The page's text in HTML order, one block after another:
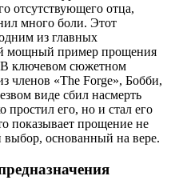
отсутствующего отца,
много боли. Этот
из главных
мощный пример прощения
ключевом сюжетном
членов «The Forge», Бобби,
виде сбил насмерть
его, но и стал его
показывает прощение не
выбор, основанный на вере.